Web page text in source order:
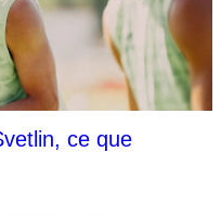
ce que